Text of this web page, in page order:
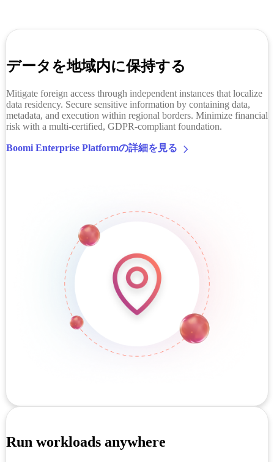
データを地域内に保持する
Mitigate foreign access through independent instances that localize
data residency. Secure sensitive information by containing data,
metadata, and execution within regional borders. Minimize financial
risk with a multi-certified, GDPR-compliant foundation.
Boomi Enterprise Platformの詳細を見る
Run workloads anywhere